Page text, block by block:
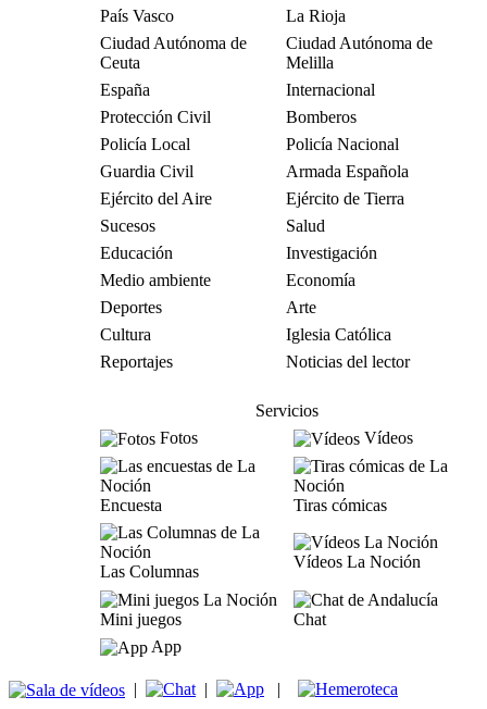
País Vasco
La Rioja
Ciudad Autónoma de
Ceuta
Ciudad Autónoma de
Melilla
España
Internacional
Protección Civil
Bomberos
Policía Local
Policía Nacional
Guardia Civil
Armada Española
Ejército del Aire
Ejército de Tierra
Sucesos
Salud
Educación
Investigación
Medio ambiente
Economía
Deportes
Arte
Cultura
Iglesia Católica
Reportajes
Noticias del lector
Servicios
Fotos
Vídeos
Encuesta Tiras cómicas
Las Columnas
Vídeos La Noción
Mini juegos
Chat
App
| | |